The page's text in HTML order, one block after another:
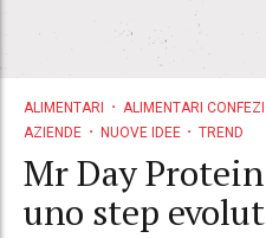
ALIMENTARI ALIMENTARI
AZIENDE
NUOVE IDEE TREND
Mr Day
uno step